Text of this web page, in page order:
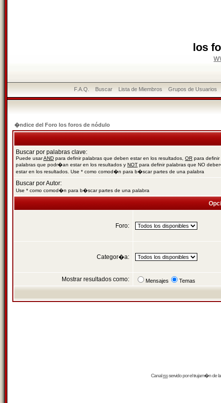
los
F.A.Q. Buscar Lista de Miembros Grupos de Usuarios
�ndice del Foro los foros de nódulo
Buscar por palabras clave:
Puede usarAND para definir palabras que deben estar en los resultados, OR para definir
palabras que podr�an estar en los resultados y NOT para definir palabras que NO
estar en los resultados. Use * como comod�n para b�scar partes de una palabra
Buscar por Autor:
Use * como comod�n para b�scar partes de una palabra
Foro:
Categor�a:
Mostrar resultados como: Mensajes Temas
Canalrssservido por eltrujam�nde